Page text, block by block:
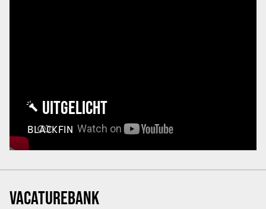
UITGELICHT
BLACKFIN
VACATUREBANK